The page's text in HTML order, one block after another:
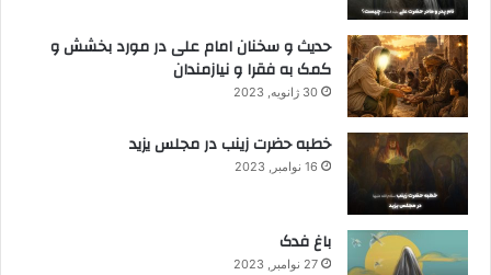
حدیث و سخنان امام علی در مورد بخشش و
کمک به فقرا و نیازمندان
30 ژانویه, 2023
خطبه حضرت زینب در مجلس یزید
16 نوامبر, 2023
باغ فدک
27 نوامبر, 2023